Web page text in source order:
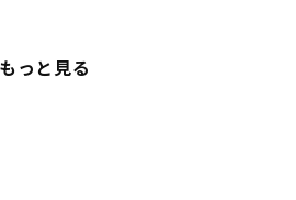
っと見る